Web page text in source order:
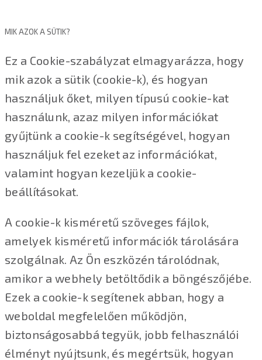
MIK AZOK A SÜTIK?
Ez a Cookie-szabályzat elmagyarázza, hogy
mik azok a sütik (cookie-k), és hogyan
használjuk őket, milyen típusú cookie-kat
használunk, azaz milyen információkat
gyűjtünk a cookie-k segítségével, hogyan
használjuk fel ezeket az információkat,
valamint hogyan kezeljük a cookie-
beállításokat.
A cookie-k kisméretű szöveges fájlok,
amelyek kisméretű információk tárolására
szolgálnak. Az Ön eszközén tárolódnak,
amikor a webhely betöltődik a böngészőjébe.
Ezek a cookie-k segítenek abban, hogy a
weboldal megfelelően működjön,
biztonságosabbá tegyük, jobb felhasználói
élményt nyújtsunk, és megértsük, hogyan